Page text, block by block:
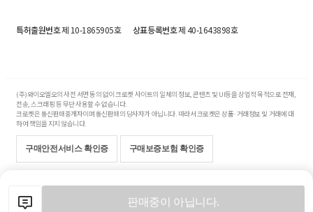
판매중이 아닙니다.
특허출원번호제 10-1865905호 상표등록번호제 40-1643898호
(주)와이오엘오의 사전 서면 동의 없이 크로켓 사이트의 일체의 정보, 콘텐츠 및 UI등을 상업적 목적으로 전재,
전송, 스크래핑 등 무단 사용할 수 없습니다.
크로켓은 통신판매중개자이며 통신판매의 당사자가 아닙니다. 따라서 크로켓은 상품·거래정보 및 거래에 대
하여 책임을 지지 않습니다.
구매안전서비스 확인증 구매보증보험 확인증